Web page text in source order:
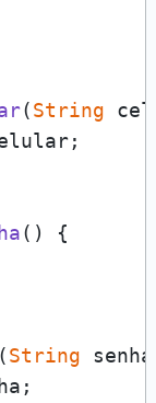
(String
( ) {
(String senha